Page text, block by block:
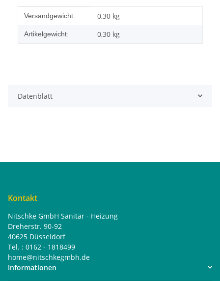
Produkteigenschaft
Wert
Versandgewicht: 0,30 kg
Artikelgewicht: 0,30 kg
Datenblatt
Kontakt
Nitschke GmbH Sanitär - Heizung
Dreherstr. 90-92
40625 Düsseldorf
Tel. : 0162 - 1818499
home@nitschkegmbh.de
Informationen